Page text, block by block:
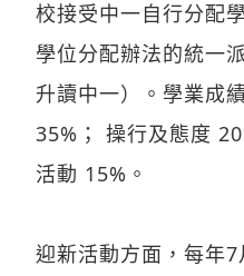
校接受中一自行分配
學位分配辦法的統一
升讀中一）。學業成
35%； 操行及態度
活動 15%。
迎新活動方面，每年